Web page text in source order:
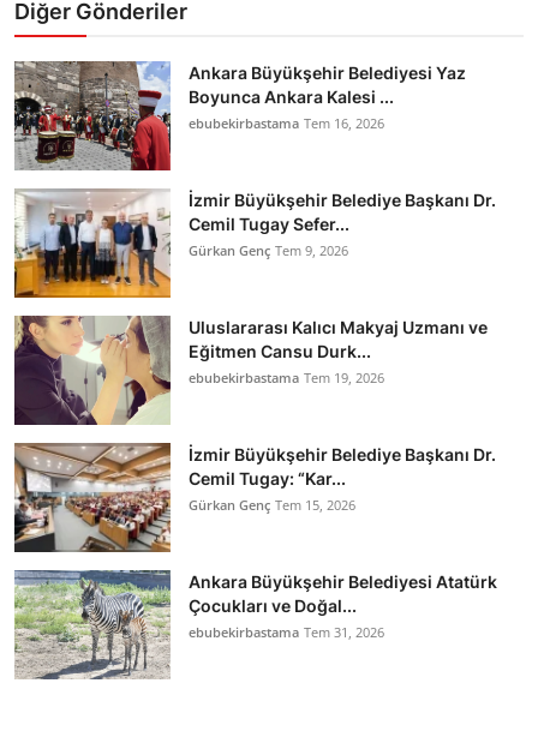
Diğer Gönderiler
Ankara Büyükşehir Belediyesi Yaz
Boyunca Ankara Kalesi ...
ebubekirbastama Tem 16, 2026
İzmir Büyükşehir Belediye Başkanı Dr.
Cemil Tugay Sefer...
Gürkan Genç Tem 9, 2026
Uluslararası Kalıcı Makyaj Uzmanı ve
Eğitmen Cansu Durk...
ebubekirbastama Tem 19, 2026
İzmir Büyükşehir Belediye Başkanı Dr.
Cemil Tugay: “Kar...
Gürkan Genç Tem 15, 2026
Ankara Büyükşehir Belediyesi Atatürk
Çocukları ve Doğal...
ebubekirbastama Tem 31, 2026